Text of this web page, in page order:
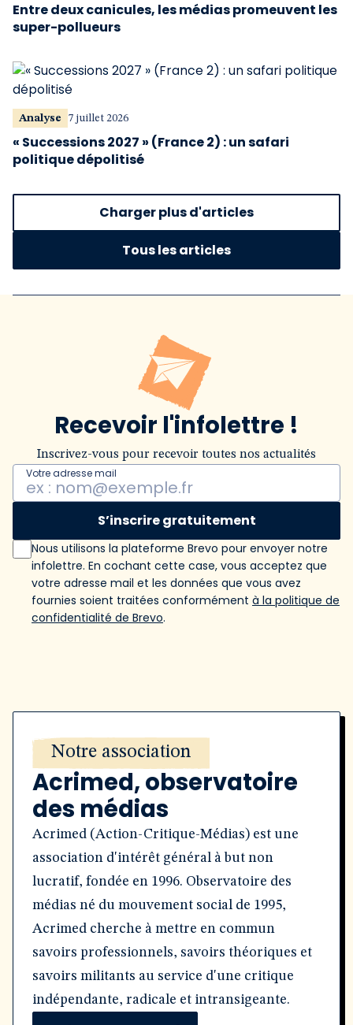
Entre deux canicules, les médias promeuvent les
super-pollueurs
Analyse 7 juillet 2026
« Successions 2027 » (France 2) : un safari
politique dépolitisé
Charger plus d'articles
Tous les articles
Recevoir l'infolettre !
Inscrivez-vous pour recevoir toutes nos actualités
Votre adresse mail
S’inscrire gratuitement
Nous utilisons la plateforme Brevo pour envoyer notre
infolettre. En cochant cette case, vous acceptez que
votre adresse mail et les données que vous avez
fournies soient traitées conformément à la politique de
confidentialité de Brevo.
Notre association
Acrimed, observatoire
des médias
Acrimed (Action-Critique-Médias) est une
association d'intérêt général à but non
lucratif, fondée en 1996. Observatoire des
médias né du mouvement social de 1995,
Acrimed cherche à mettre en commun
savoirs professionnels, savoirs théoriques et
savoirs militants au service d'une critique
indépendante, radicale et intransigeante.